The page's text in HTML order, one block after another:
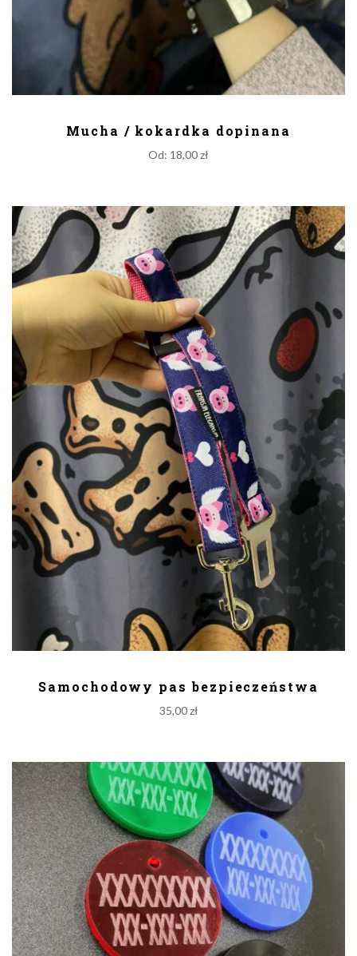
Mucha / kokardka dopinana
Od: 18,00zł
Samochodowy pas bezpieczeństwa
35,00zł